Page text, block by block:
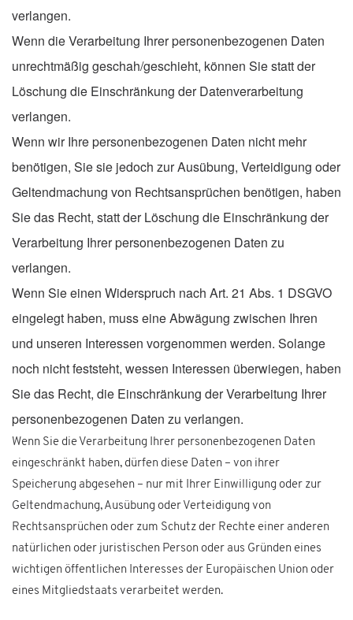
verlangen.
Wenn die Verarbeitung Ihrer personenbezogenen Daten
unrechtmäßig geschah/geschieht, können Sie statt der
Löschung die Einschränkung der Datenverarbeitung
verlangen.
Wenn wir Ihre personenbezogenen Daten nicht mehr
benötigen, Sie sie jedoch zur Ausübung, Verteidigung oder
Geltendmachung von Rechtsansprüchen benötigen, haben
Sie das Recht, statt der Löschung die Einschränkung der
Verarbeitung Ihrer personenbezogenen Daten zu
verlangen.
Wenn Sie einen Widerspruch nach Art. 21 Abs. 1 DSGVO
eingelegt haben, muss eine Abwägung zwischen Ihren
und unseren Interessen vorgenommen werden. Solange
noch nicht feststeht, wessen Interessen überwiegen, haben
Sie das Recht, die Einschränkung der Verarbeitung Ihrer
personenbezogenen Daten zu verlangen.
Wenn Sie die Verarbeitung Ihrer personenbezogenen Daten
eingeschränkt haben, dürfen diese Daten – von ihrer
Speicherung abgesehen – nur mit Ihrer Einwilligung oder zur
Geltendmachung, Ausübung oder Verteidigung von
Rechtsansprüchen oder zum Schutz der Rechte einer anderen
natürlichen oder juristischen Person oder aus Gründen eines
wichtigen öffentlichen Interesses der Europäischen Union oder
eines Mitgliedstaats verarbeitet werden.